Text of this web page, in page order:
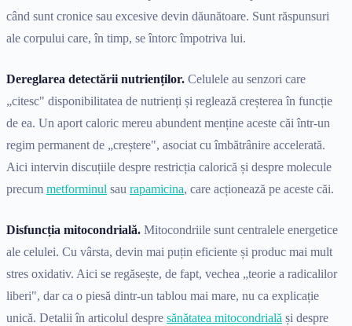
când sunt cronice sau excesive devin dăunătoare. Sunt răspunsuri
ale corpului care, în timp, se întorc împotriva lui.
Dereglarea detectării nutrienților. Celulele au senzori care
„citesc" disponibilitatea de nutrienți și reglează creșterea în funcție
de ea. Un aport caloric mereu abundent menține aceste căi într-un
regim permanent de „creștere", asociat cu îmbătrânire accelerată.
Aici intervin discuțiile despre restricția calorică și despre molecule
precum metforminul sau rapamicina, care acționează pe aceste căi.
Disfuncția mitocondrială. Mitocondriile sunt centralele energetice
ale celulei. Cu vârsta, devin mai puțin eficiente și produc mai mult
stres oxidativ. Aici se regăsește, de fapt, vechea „teorie a radicalilor
liberi", dar ca o piesă dintr-un tablou mai mare, nu ca explicație
unică. Detalii în articolul despre sănătatea mitocondrială și despre